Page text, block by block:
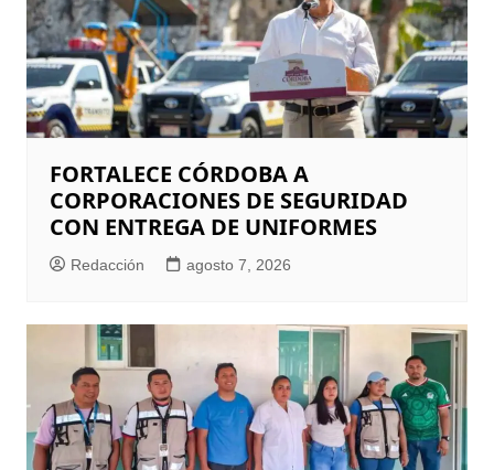
FORTALECE CÓRDOBA A
CORPORACIONES DE SEGURIDAD
CON ENTREGA DE UNIFORMES
Redacción agosto 7, 2026